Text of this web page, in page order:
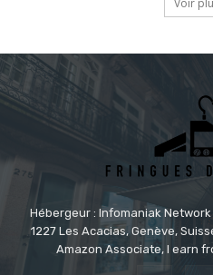
Hébergeur : Infomaniak
1227 Les Acacias, Genève,
Amazon Associate, I earn